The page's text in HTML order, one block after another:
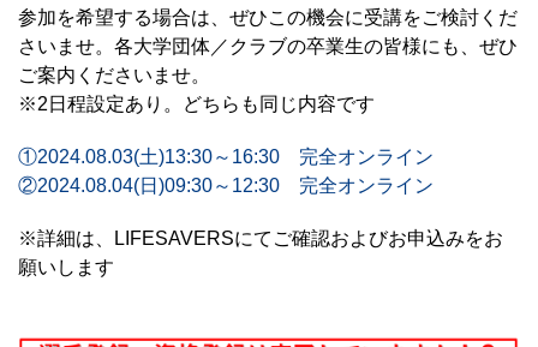
参加を希望する場合は、ぜひこの機会に受講をご検討くだ
さいませ。各大学団体／クラブの卒業生の皆様にも、ぜひ
ご案内くださいませ。
※2日程設定あり。どちらも同じ内容です
①2024.08.03(土)13:30～16:30 完全オンライン
②2024.08.04(日)09:30～12:30 完全オンライン
※詳細は、LIFESAVERSにてご確認およびお申込みをお
願いします